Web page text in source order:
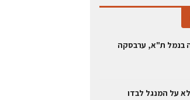
בנמל ת"א, ערבסקה
על המנגל לבדו